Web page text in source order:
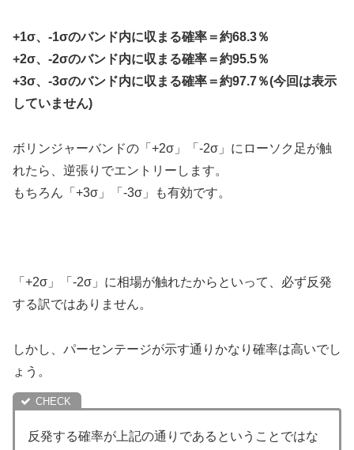
+1σ、-1σのバンド内に収まる確率＝約68.3％
+2σ、-2σのバンド内に収まる確率＝約95.5％
+3σ、-3σのバンド内に収まる確率＝約97.7％(今回は表示
していません)
ボリンジャーバンドの「+2σ」「-2σ」にローソク足が触
れたら、逆張りでエントリーします。
もちろん「+3σ」「-3σ」も有効です。
「+2σ」「-2σ」に相場が触れたからといって、必ず反発
する訳ではありません。
しかし、パーセンテージが示す通りかなり確率は高いでし
ょう。
反発する確率が上記の通りであるということではな